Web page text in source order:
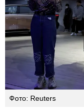
Фото: Reuters